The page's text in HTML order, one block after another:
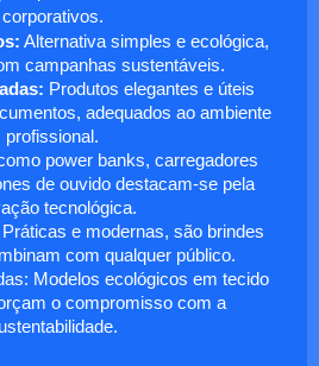
corporativos.
Alternativa simples e ecológica,
campanhas sustentáveis.
Produtos elegantes e úteis
adequados ao ambiente
profissional.
power banks, carregadores
de ouvido destacam-se pela
tecnológica.
Práticas e modernas, são brindes
com qualquer público.
Modelos ecológicos em tecido
o compromisso com a